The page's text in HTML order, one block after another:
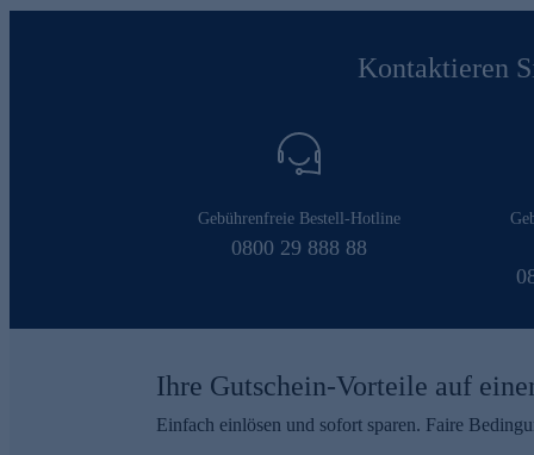
Kontaktieren
Gebührenfreie Bestell-Hotline
0800 29 888 88
Ihre Gutschein-Vorteile auf
Einfach einlösen und sofort sparen. Faire